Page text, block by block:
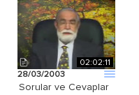
02:02:11
28/03/2003
Sorular ve Cevaplar